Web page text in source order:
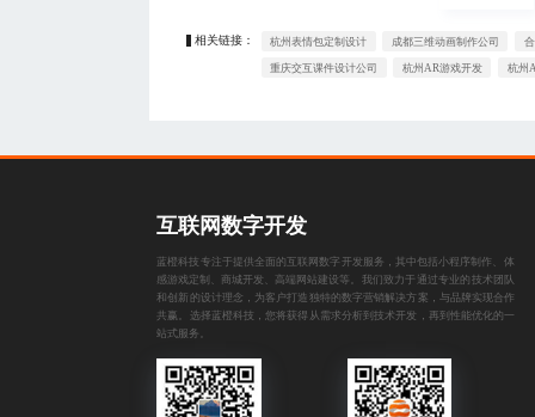
相关链接： 杭州表情包定制设计 成都三维动画制作公司
重庆交互课件设计公司 杭州AR游戏开发 杭州
互联网数字开发
蓝橙科技专注于提供全面的互联网数字开发服务，其中包括小程序制作 、体
感游戏定制
、商城开发 高端网站建设等。我们致力于通过专业的技术团队
和创新的设计理念，为客户打造独特的数字营销解决方案，与品牌实现合作
共赢。选择蓝橙科技，您将获得从需求分析到技术开发，再到性能优化的一
站式服务。